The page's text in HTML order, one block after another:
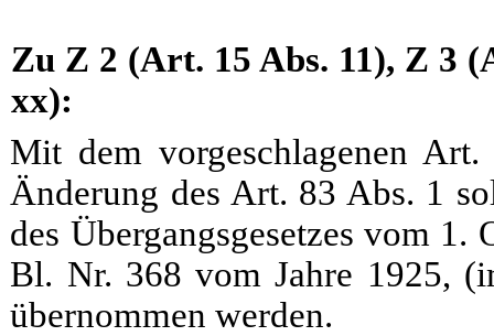
Zu Z 2 (Art. 15 Abs. 11), Z 3
xx):
Mit dem vorgeschlagenen
Änderung des Art. 83 Abs. 1
des Übergangsgesetzes vom
Bl. Nr. 368 vom Jahre 1925,
übernommen werden.